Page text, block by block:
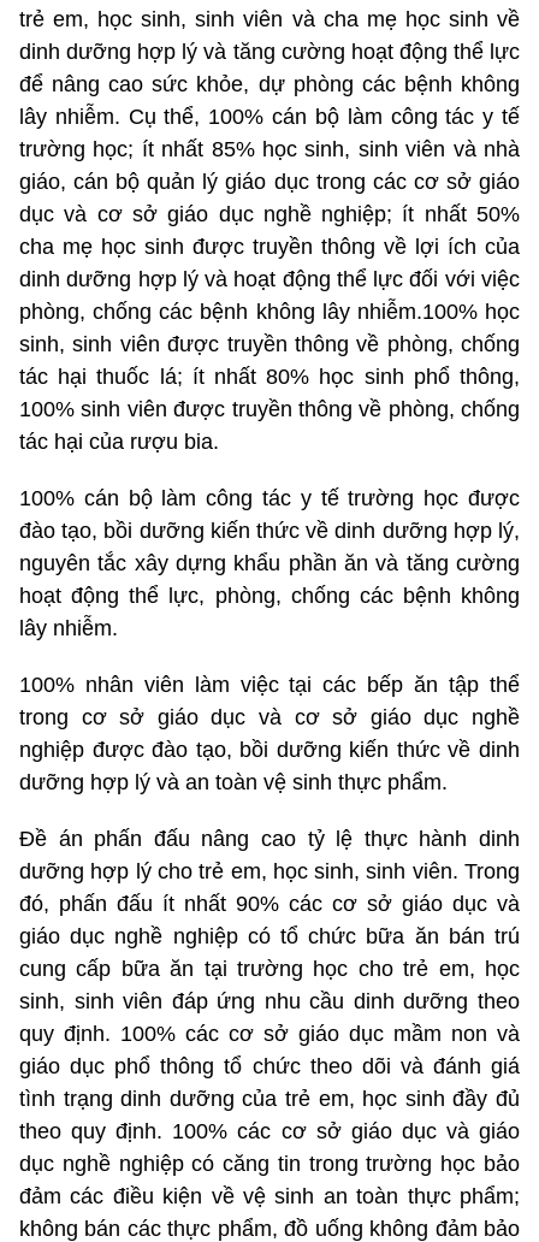
trẻ em, học sinh, sinh viên và cha mẹ học sinh về
dinh dưỡng hợp lý và tăng cường hoạt động thể lực
để nâng cao sức khỏe, dự phòng các bệnh không
lây nhiễm. Cụ thể, 100% cán bộ làm công tác y tế
trường học; ít nhất 85% học sinh, sinh viên và nhà
giáo, cán bộ quản lý giáo dục trong các cơ sở giáo
dục và cơ sở giáo dục nghề nghiệp; ít nhất 50%
cha mẹ học sinh được truyền thông về lợi ích của
dinh dưỡng hợp lý và hoạt động thể lực đối với việc
phòng, chống các bệnh không lây nhiễm.100% học
sinh, sinh viên được truyền thông về phòng, chống
tác hại thuốc lá; ít nhất 80% học sinh phổ thông,
100% sinh viên được truyền thông về phòng, chống
tác hại của rượu bia.
100% cán bộ làm công tác y tế trường học được
đào tạo, bồi dưỡng kiến thức về dinh dưỡng hợp lý,
nguyên tắc xây dựng khẩu phần ăn và tăng cường
hoạt động thể lực, phòng, chống các bệnh không
lây nhiễm.
100% nhân viên làm việc tại các bếp ăn tập thể
trong cơ sở giáo dục và cơ sở giáo dục nghề
nghiệp được đào tạo, bồi dưỡng kiến thức về dinh
dưỡng hợp lý và an toàn vệ sinh thực phẩm.
Đề án phấn đấu nâng cao tỷ lệ thực hành dinh
dưỡng hợp lý cho trẻ em, học sinh, sinh viên. Trong
đó, phấn đấu ít nhất 90% các cơ sở giáo dục và
giáo dục nghề nghiệp có tổ chức bữa ăn bán trú
cung cấp bữa ăn tại trường học cho trẻ em, học
sinh, sinh viên đáp ứng nhu cầu dinh dưỡng theo
quy định. 100% các cơ sở giáo dục mầm non và
giáo dục phổ thông tổ chức theo dõi và đánh giá
tình trạng dinh dưỡng của trẻ em, học sinh đầy đủ
theo quy định. 100% các cơ sở giáo dục và giáo
dục nghề nghiệp có căng tin trong trường học bảo
đảm các điều kiện về vệ sinh an toàn thực phẩm;
không bán các thực phẩm, đồ uống không đảm bảo